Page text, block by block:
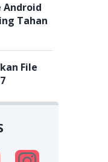
Tahan
File